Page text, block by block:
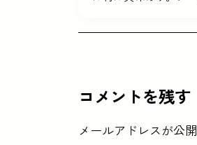
コメントを残す
メールアドレスが公